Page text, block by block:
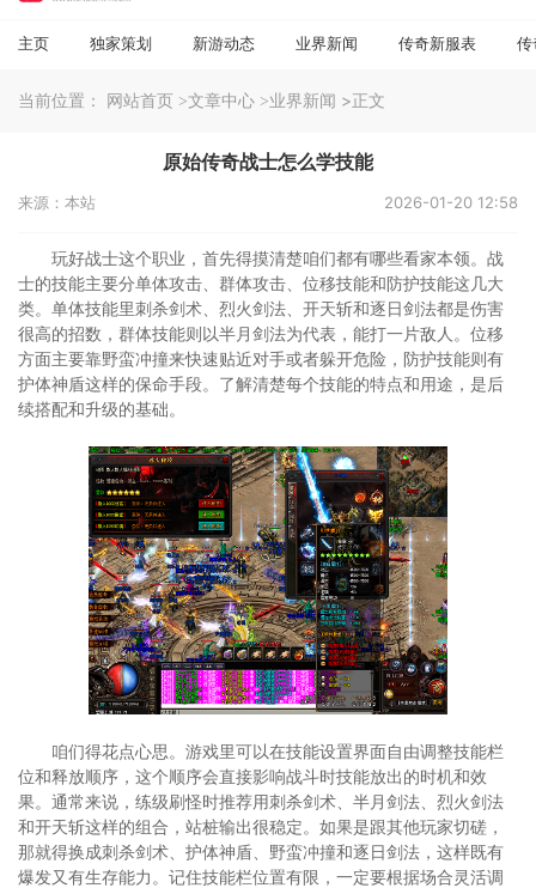
主页 独家策划 新游动态 业界新闻 传奇新服表 传
当前位置： 网站首页 >文章中心 >业界新闻 >正文
原始传奇战士怎么学技能
来源：本站 2026-01-20 12:58
玩好战士这个职业，首先得摸清楚咱们都有哪些看家本领。战
士的技能主要分单体攻击、群体攻击、位移技能和防护技能这几大
类。单体技能里刺杀剑术、烈火剑法、开天斩和逐日剑法都是伤害
很高的招数，群体技能则以半月剑法为代表，能打一片敌人。位移
方面主要靠野蛮冲撞来快速贴近对手或者躲开危险，防护技能则有
护体神盾这样的保命手段。了解清楚每个技能的特点和用途，是后
续搭配和升级的基础。
咱们得花点心思。游戏里可以在技能设置界面自由调整技能栏
位和释放顺序，这个顺序会直接影响战斗时技能放出的时机和效
果。通常来说，练级刷怪时推荐用刺杀剑术、半月剑法、烈火剑法
和开天斩这样的组合，站桩输出很稳定。如果是跟其他玩家切磋，
那就得换成刺杀剑术、护体神盾、野蛮冲撞和逐日剑法，这样既有
爆发又有生存能力。记住技能栏位置有限，一定要根据场合灵活调